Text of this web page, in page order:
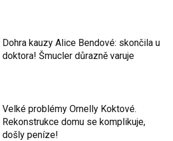
Dohra kauzy Alice Bendové: skončila u
doktora! Šmucler důrazně varuje
Velké problémy Ornelly Koktové.
Rekonstrukce domu se komplikuje,
došly peníze!